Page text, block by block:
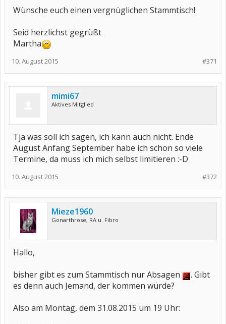
Wünsche euch einen vergnüglichen Stammtisch!
Seid herzlichst gegrüßt
Martha
#371
10. August 2015
mimi67
Aktives Mitglied
Tja was soll ich sagen, ich kann auch nicht. Ende
August Anfang September habe ich schon so viele
Termine, da muss ich mich selbst limitieren :-D
#372
10. August 2015
Mieze1960
Gonarthrose, RA u. Fibro
Hallo,
bisher gibt es zum Stammtisch nur Absagen
. Gibt
es denn auch Jemand, der kommen würde?
Also am Montag, dem 31.08.2015 um 19 Uhr: